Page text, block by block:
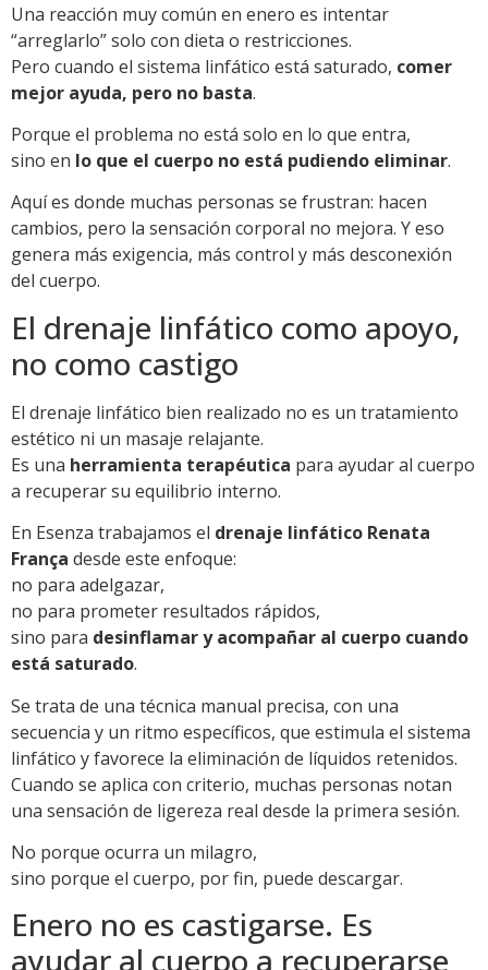
Una reacción muy común en enero es intentar
“arreglarlo” solo con dieta o restricciones.
Pero cuando el sistema linfático está saturado, comer
mejor ayuda, pero no basta.
Porque el problema no está solo en lo que entra,
sino en lo que el cuerpo no está pudiendo eliminar.
Aquí es donde muchas personas se frustran: hacen
cambios, pero la sensación corporal no mejora. Y eso
genera más exigencia, más control y más desconexión
del cuerpo.
El drenaje linfático como apoyo,
no como castigo
El drenaje linfático bien realizado no es un tratamiento
estético ni un masaje relajante.
Es una herramienta terapéutica para ayudar al cuerpo
a recuperar su equilibrio interno.
En Esenza trabajamos el drenaje linfático Renata
França desde este enfoque:
no para adelgazar,
no para prometer resultados rápidos,
sino para desinflamar y acompañar al cuerpo cuando
está saturado.
Se trata de una técnica manual precisa, con una
secuencia y un ritmo específicos, que estimula el sistema
linfático y favorece la eliminación de líquidos retenidos.
Cuando se aplica con criterio, muchas personas notan
una sensación de ligereza real desde la primera sesión.
No porque ocurra un milagro,
sino porque el cuerpo, por fin, puede descargar.
Enero no es castigarse. Es
ayudar al cuerpo a recuperarse